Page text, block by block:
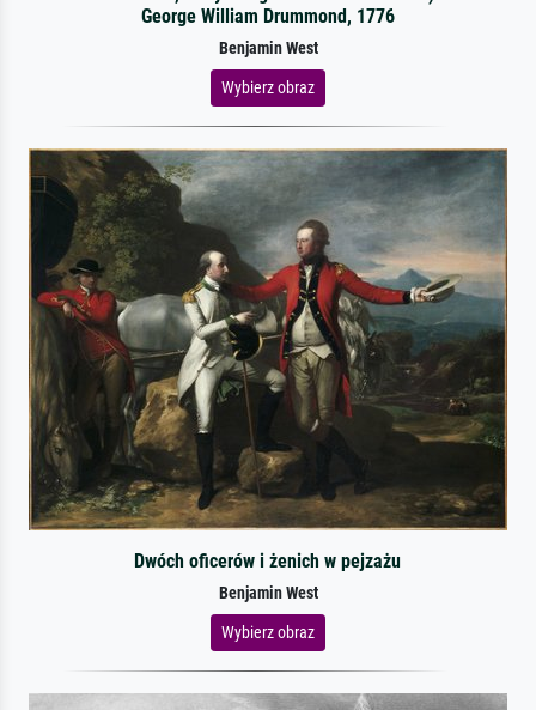
George William Drummond, 1776
Benjamin West
Wybierz obraz
Dwóch oficerów i żenich w pejzażu
Benjamin West
Wybierz obraz